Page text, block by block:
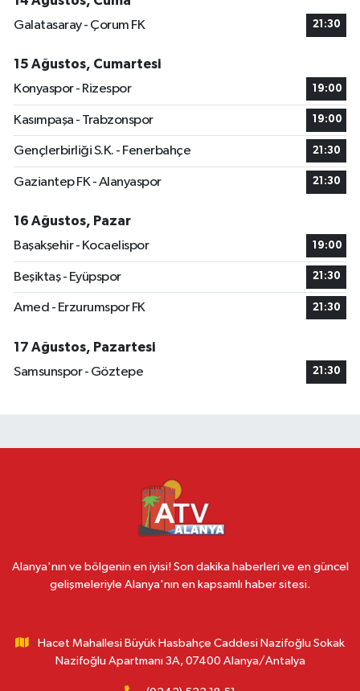
Galatasaray - Çorum FK
21:30
15 Ağustos, Cumartesi
Konyaspor - Rizespor
19:00
Kasımpaşa - Trabzonspor 19:00
Gençlerbirliği S.K. - Fenerbahçe 21:30
Gaziantep FK - Alanyaspor 21:30
16 Ağustos, Pazar
Başakşehir - Kocaelispor
19:00
Beşiktaş - Eyüpspor 21:30
Amed - Erzurumspor FK 21:30
17 Ağustos, Pazartesi
Samsunspor - Göztepe
21:30
Alanya'nın ve bölgenin en iyisi! Son dakika haberleri ve en güncel
gelişmeleriyle Alanya'nın en kapsamlı haber sitesi.
Hacet Mahallesi Büyük Hasbahçe Caddesi Nazifoğlu Sokak
Nazifoğlu Apartmanı 3A, 07400 Alanya/Antalya